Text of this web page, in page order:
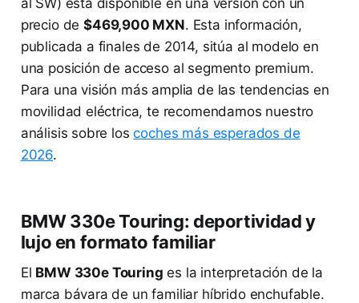
precio de$469,900 MXN. Esta información,
publicada a finales de 2014, sitúa al modelo en
una posición de acceso al segmento premium.
Para una visión más amplia de las tendencias en
movilidad eléctrica, te recomendamos nuestro
análisis sobre loscoches más esperados de
2026.
BMW 330e Touring: deportividad y
lujo en formato familiar
El BMW 330e Touring es la interpretación de la
marca bávara de un familiar híbrido enchufable.